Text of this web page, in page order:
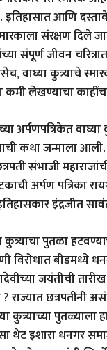
आणि
संरक्षण दिले
संपूर्ण जीवन
वाघ्या कुत्र्याचे
कमी लेखण्याचा काहींचा
अर्पणपत्रिकेत
कथा जन्माला
संभाजी
अर्पण पत्रिका
इंद्रजीत
कुत्र्याचा पुतळा
विरोधात
जयंतीची तारीख
राज्यात छत्रपतींनी
पुतळ्याला
थेट इशारा धनगर